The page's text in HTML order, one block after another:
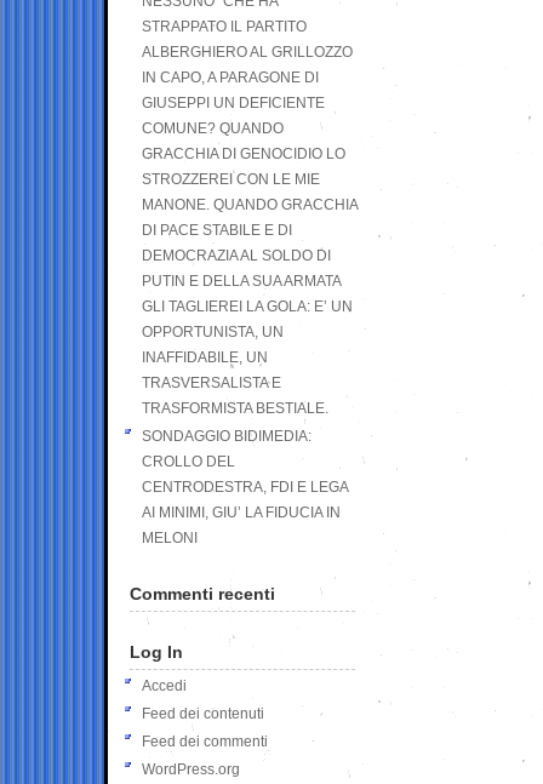
STRAPPATO IL PARTITO
ALBERGHIERO AL GRILLOZZO
IN CAPO, A PARAGONE DI
GIUSEPPI UN DEFICIENTE
COMUNE? QUANDO
GRACCHIA DI GENOCIDIO LO
STROZZEREI CON LE MIE
MANONE. QUANDO GRACCHIA
DI PACE STABILE E DI
DEMOCRAZIA AL SOLDO DI
PUTIN E DELLA SUA ARMATA
GLI TAGLIEREI LA GOLA: E’ UN
OPPORTUNISTA, UN
INAFFIDABILE, UN
TRASVERSALISTA E
TRASFORMISTA BESTIALE.
SONDAGGIO BIDIMEDIA:
CROLLO DEL
CENTRODESTRA, FDI E LEGA
AI MINIMI, GIU’ LA FIDUCIA IN
MELONI
Commenti recenti
Log In
Accedi
Feed dei contenuti
Feed dei commenti
WordPress.org